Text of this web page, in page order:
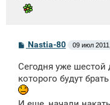
С
б
щ
е
н
и
Nastia-80 09 июл
Сегодня уже шестой
которого будут